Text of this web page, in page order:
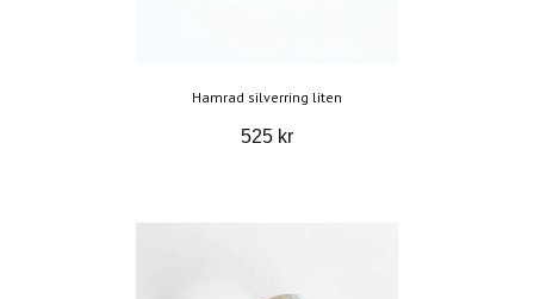
Hamrad silverring liten
525 kr